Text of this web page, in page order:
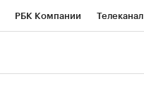
РБК Компании Телеканал